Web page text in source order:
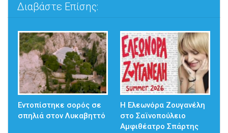
Διαβάστε Επίσης:
Εντοπίστηκε σορός σε
σπηλιά στον Λυκαβηττό
Η Ελεωνόρα Ζουγανέλη
στο Σαϊνοπούλειο
Αμφιθέατρο Σπάρτης